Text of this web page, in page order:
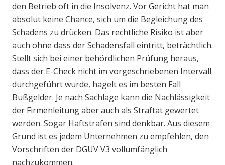
den Betrieb oft in die Insolvenz. Vor Gericht hat man
absolut keine Chance, sich um die Begleichung des
Schadens zu drücken. Das rechtliche Risiko ist aber
auch ohne dass der Schadensfall eintritt, beträchtlich.
Stellt sich bei einer behördlichen Prüfung heraus,
dass der E-Check nicht im vorgeschriebenen Intervall
durchgeführt wurde, hagelt es im besten Fall
Bußgelder. Je nach Sachlage kann die Nachlässigkeit
der Firmenleitung aber auch als Straftat gewertet
werden. Sogar Haftstrafen sind denkbar. Aus diesem
Grund ist es jedem Unternehmen zu empfehlen, den
Vorschriften der DGUV V3 vollumfänglich
nachzukommen.